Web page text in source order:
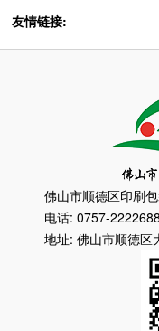
友情链接:
佛山市顺德区印刷
电话: 0757-
地址: 佛山市顺德区